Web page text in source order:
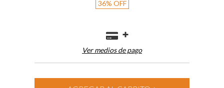
36% OFF
Ver medios de pago